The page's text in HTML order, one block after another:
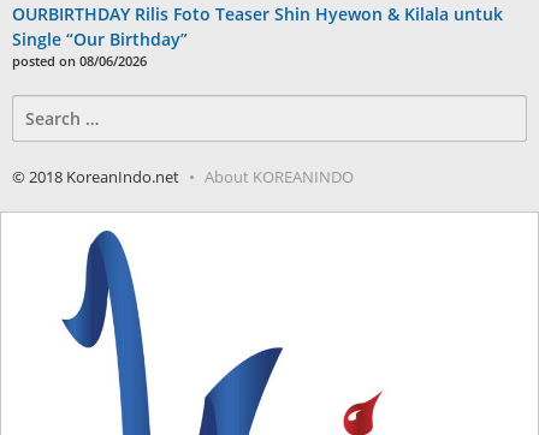
OURBIRTHDAY Rilis Foto Teaser Shin Hyewon & Kilala untuk
Single “Our Birthday”
posted on 08/06/2026
for:
© 2018 KoreanIndo.net About KOREANINDO